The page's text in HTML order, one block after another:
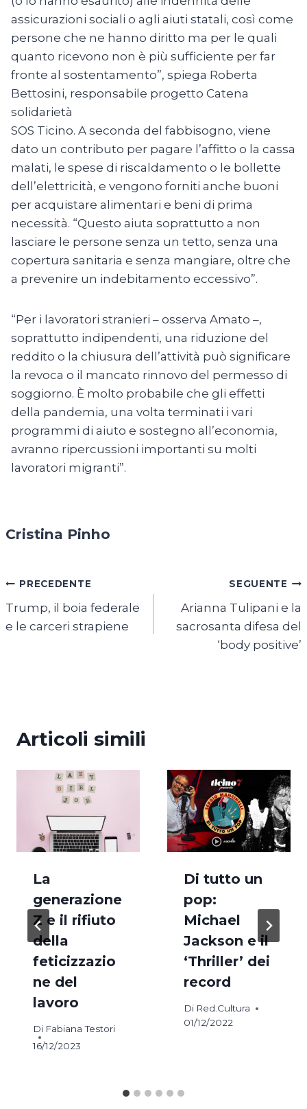
assicurazioni sociali o agli aiuti statali, così come
persone che ne hanno diritto ma per le quali
quanto ricevono non è più sufficiente per far
fronte al sostentamento”, spiega Roberta
Bettosini, responsabile progetto Catena
solidarietà
SOS Ticino. A seconda del fabbisogno, viene
dato un contributo per pagare l’affitto o la cassa
malati, le spese di riscaldamento o le bollette
dell’elettricità, e vengono forniti anche buoni
per acquistare alimentari e beni di prima
necessità. “Questo aiuta soprattutto a non
lasciare le persone senza un tetto, senza una
copertura sanitaria e senza mangiare, oltre che
a prevenire un indebitamento eccessivo”.
“Per i lavoratori stranieri – osserva Amato –,
soprattutto indipendenti, una riduzione del
reddito o la chiusura dell’attività può significare
la revoca o il mancato rinnovo del permesso di
soggiorno. È molto probabile che gli effetti
della pandemia, una volta terminati i vari
programmi di aiuto e sostegno all’economia,
avranno ripercussioni importanti su molti
lavoratori migranti”.
Cristina Pinho
Navigazione
articoli
PRECEDENTE
Trump, il boia federale
e le carceri strapiene
SEGUENTE
Arianna Tulipani e la
sacrosanta difesa del
‘body positive’
Articoli simili
La
generazione
Z e il rifiuto
della
feticizzazio
ne del
lavoro
Di Fabiana Testori
16/12/2023
Di tutto un
pop:
Michael
Jackson e il
‘Thriller’ dei
record
Di Red.Cultura
01/12/2022